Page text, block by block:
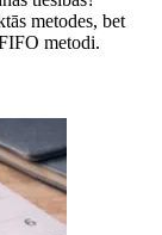
metodes, bet
metodi.